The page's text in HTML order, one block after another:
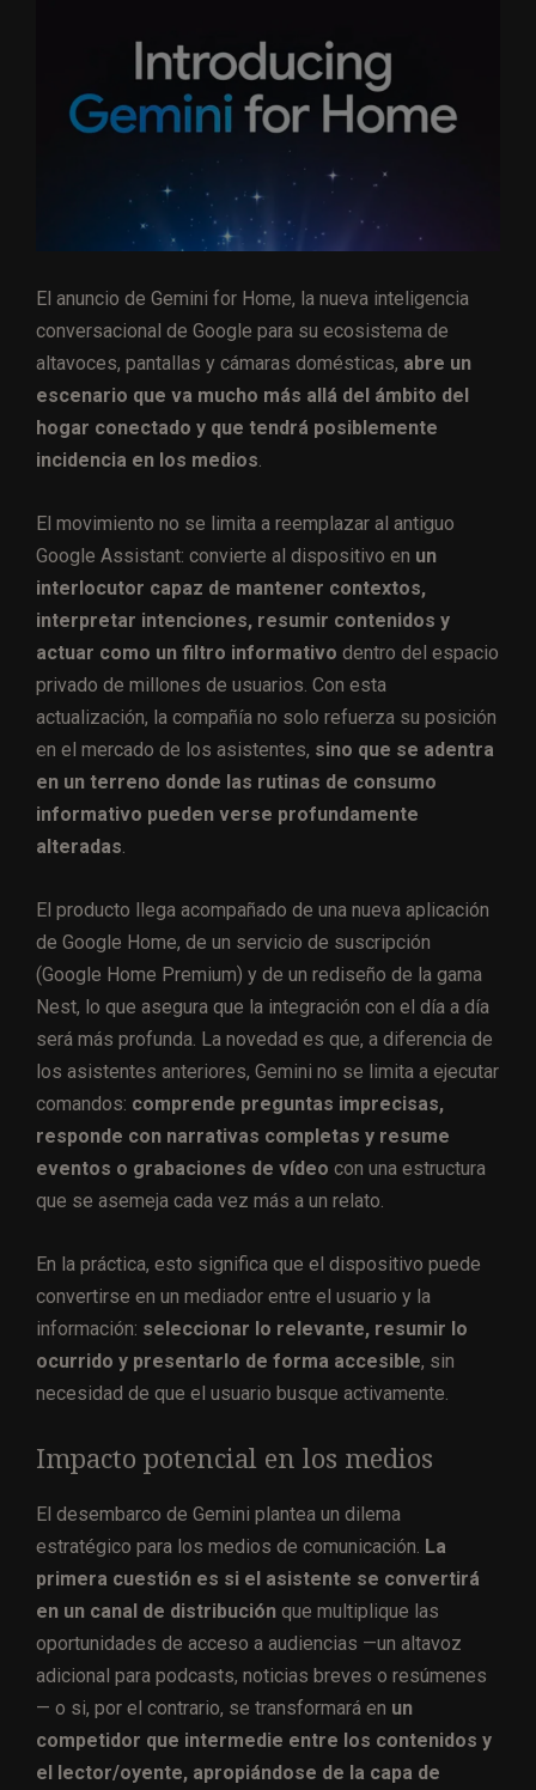
El anuncio de Gemini for Home, la nueva inteligencia
conversacional de Google para su ecosistema de
altavoces, pantallas y cámaras domésticas, abre un
escenario que va mucho más allá del ámbito del
hogar conectado y que tendrá posiblemente
incidencia en los medios
El movimiento no se limita a reemplazar al antiguo
Google Assistant: convierte al dispositivo en un
interlocutor capaz de mantener contextos,
interpretar intenciones, resumir contenidos y
actuar como un filtro informativo dentro del espacio
privado de millones de usuarios. Con esta
actualización, la compañía no solo refuerza su posición
en el mercado de los asistentes, sino que se adentra
en un terreno donde las rutinas de consumo
informativo pueden verse profundamente
alteradas
El producto llega acompañado de una nueva aplicación
de Google Home, de un servicio de suscripción
(Google Home Premium) y de un rediseño de la gama
Nest, lo que asegura que la integración con el día a día
será más profunda. La novedad es que, a diferencia de
los asistentes anteriores, Gemini no se limita a ejecutar
comandos: comprende preguntas imprecisas,
responde con narrativas completas y resume
eventos o grabaciones de vídeo con una estructura
que se asemeja cada vez más a un relato.
En la práctica, esto significa que el dispositivo puede
convertirse en un mediador entre el usuario y la
información: seleccionar lo relevante, resumir lo
ocurrido y presentarlo de forma accesible, sin
necesidad de que el usuario busque activamente.
Impacto potencial en los medios
El desembarco de Gemini plantea un dilema
estratégico para los medios de comunicación. La
primera cuestión es si el asistente se convertirá
en un canal de distribución que multiplique las
oportunidades de acceso a audiencias —un altavoz
adicional para podcasts, noticias breves o resúmenes
— o si, por el contrario, se transformará en un
competidor que intermedie entre los contenidos y
el lector/oyente, apropiándose de la capa de